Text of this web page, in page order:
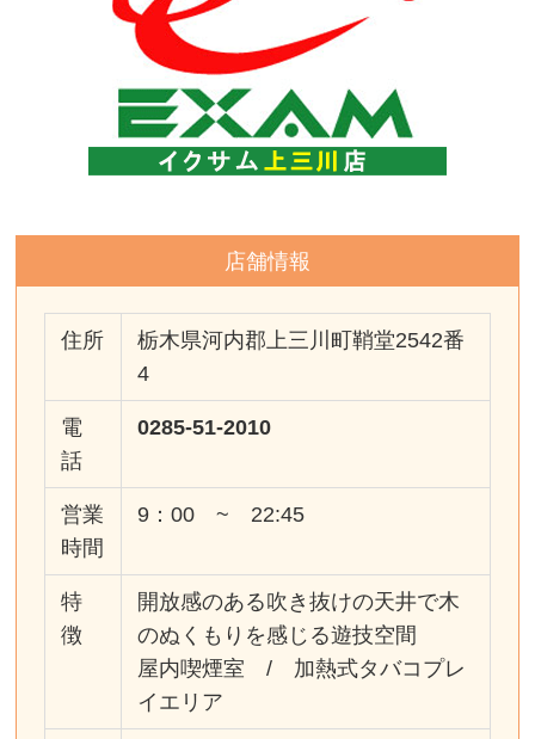
店舗情報
住所
栃木県河内郡上三川町鞘堂2542番
4
電
話
0285-51-2010
営業
時間
9：00 ~ 22:45
特
徴
開放感のある吹き抜けの天井で木
のぬくもりを感じる遊技空間
屋内喫煙室 / 加熱式タバコプレ
イエリア